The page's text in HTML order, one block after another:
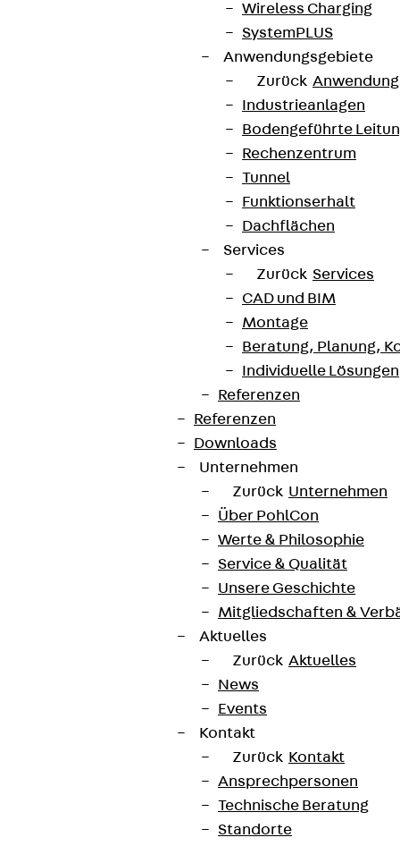
Wireless Charging
SystemPLUS
Anwendungsgebiete
Zurück
Industrieanlagen
Bodengeführte
Rechenzentrum
Tunnel
Funktionserhalt
Dachflächen
Services
Zurück Services
CAD und BIM
Montage
Beratung, Planung,
Individuelle Lösungen
Referenzen
Referenzen
Downloads
Unternehmen
Zurück Unternehmen
Über PohlCon
Werte & Philosophie
Service & Qualität
Unsere Geschichte
Mitgliedschaften &
Aktuelles
Zurück Aktuelles
News
Events
Kontakt
Zurück Kontakt
Ansprechpersonen
Technische Beratung
Standorte